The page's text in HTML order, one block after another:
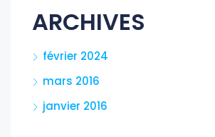
ARCHIVES
février 2024
mars 2016
janvier 2016